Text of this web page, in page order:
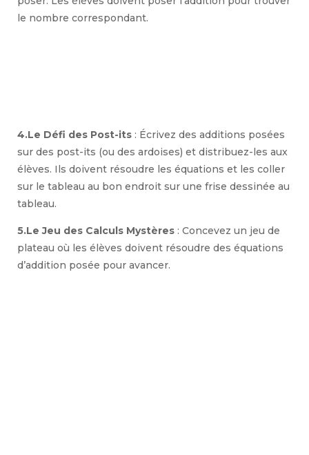
le nombre correspondant.
4.Le Défi des Post-its : Écrivez des additions posées
sur des post-its (ou des ardoises) et distribuez-les aux
élèves. Ils doivent résoudre les équations et les coller
sur le tableau au bon endroit sur une frise dessinée au
tableau.
5.Le Jeu des Calculs Mystères : Concevez un jeu de
plateau où les élèves doivent résoudre des équations
d’addition posée pour avancer.